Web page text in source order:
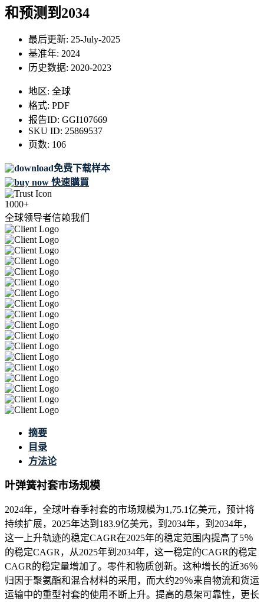
和预测到2034
最后更新: 25-July-2025
基准年: 2024
历史数据: 2020-2023
地区: 全球
格式: PDF
报告ID: GGI107669
SKU ID: 25869537
页数: 106
免费下载样本
快速購買
1000+
全球领导者信赖我们
摘要
目录
方法论
叶弹簧衬套市场规模
2024年，全球叶春季衬套的市场规模为1,75.1亿美元，预计将
持续扩展，2025年达到183.9亿美元，到2034年，到2034年，
这一上升轨迹的稳定CAGR在2025年的稳定范围内提高了5％
的稳定CAGR，从2025年到2034年，这一稳定的CAGR的稳定
CAGR的稳定量增加了。零件和物质创新。这种增长的近36％
归因于聚氨酯和混合材料的采用，而大约29％来自物流和货运
运输中的重型衬套的使用不断上升。提高的悬架可靠性，更长